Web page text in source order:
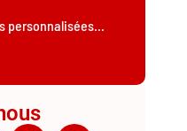
personnalisées...